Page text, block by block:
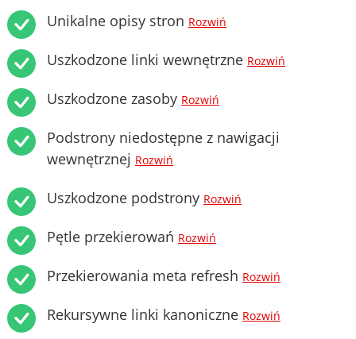
Unikalne opisy stron Rozwiń
Uszkodzone linki wewnętrzne Rozwiń
Uszkodzone zasoby Rozwiń
Podstrony niedostępne z nawigacji
wewnętrznej Rozwiń
Uszkodzone podstrony Rozwiń
Pętle przekierowań Rozwiń
Przekierowania meta refresh Rozwiń
Rekursywne linki kanoniczne Rozwiń